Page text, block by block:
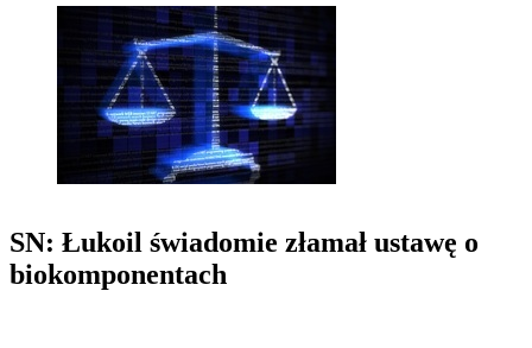
SN: Łukoil świadomie złamał ustawę o
biokomponentach